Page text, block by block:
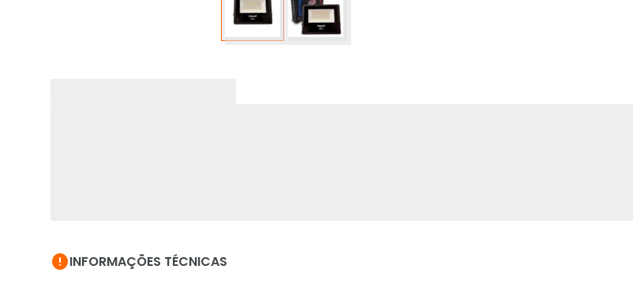
INFORMAÇÕES TÉCNICAS